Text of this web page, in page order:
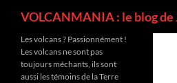
VOLCANMANIA : le blog
Les volcans ? Passionnément !
Les volcans ne sont pas
toujours méchants, ils sont
aussi les témoins de la Terre